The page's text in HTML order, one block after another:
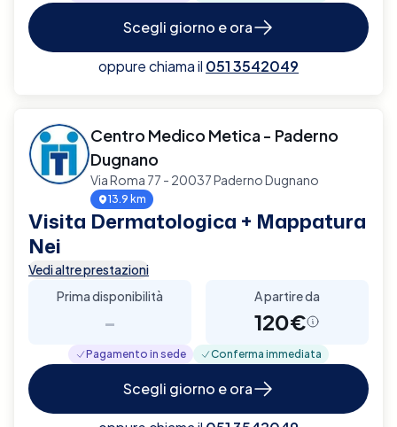
Scegli giorno e ora
oppure chiama il 051 3542049
Centro Medico Metica - Paderno
Dugnano
Via Roma 77 - 20037 Paderno Dugnano
13.9 km
Visita Dermatologica + Mappatura
Nei
Vedi altre prestazioni
Prima disponibilità
-
A partire da
120€
Pagamento in sede Conferma immediata
Scegli giorno e ora